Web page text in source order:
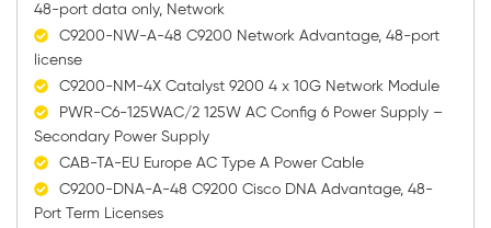
48-port data only, Network
C9200-NW-A-48 C9200 Network Advantage, 48-port
license
C9200-NM-4X Catalyst 9200 4 x 10G Network Module
PWR-C6-125WAC/2 125W AC Config 6 Power Supply –
Secondary Power Supply
CAB-TA-EU Europe AC Type A Power Cable
C9200-DNA-A-48 C9200 Cisco DNA Advantage, 48-
Port Term Licenses